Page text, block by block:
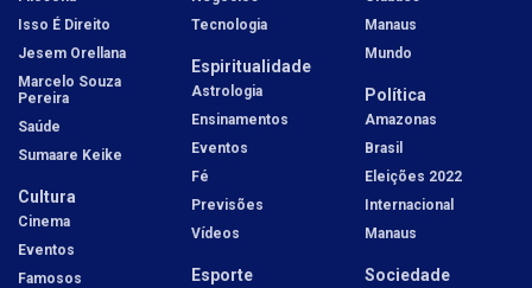
Isso É Direito
Jesem Orellana
Marcelo Souza
Pereira
Saúde
Sumaare Keike
Cultura
Cinema
Eventos
Famosos
Tecnologia
Espiritualidade
Astrologia
Ensinamentos
Eventos
Fé
Previsões
Vídeos
Esporte
Manaus
Mundo
Política
Amazonas
Brasil
Eleições 2022
Internacional
Manaus
Sociedade